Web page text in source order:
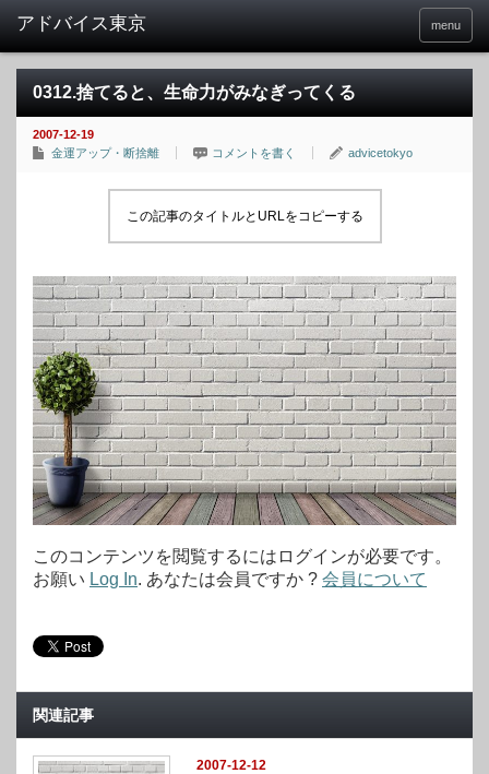
menu
0312.捨てると、生命力がみなぎってくる
2007-12-19
金運アップ・断捨離
コメントを書く advicetokyo
この記事のタイトルとURLをコピーする
このコンテンツを閲覧するにはログインが必要です。
お願い Log In. あなたは会員ですか ? 会員について
関連記事
2007-12-12